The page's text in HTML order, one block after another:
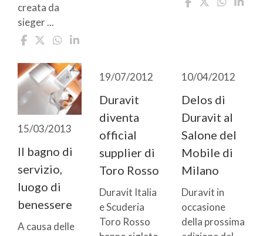
creata da
sieger ...
15/03/2013
Il bagno di
servizio,
luogo di
benessere
A causa delle
19/07/2012
Duravit
diventa
official
supplier di
Toro Rosso
Duravit Italia
e Scuderia
Toro Rosso
10/04/2012
Delos di
Duravit al
Salone del
Mobile di
Milano
Duravit in
occasione
della prossima